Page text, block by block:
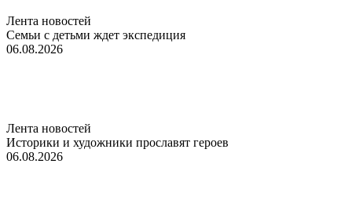
Лента новостей
Семьи с детьми ждет экспедиция
06.08.2026
Лента новостей
Историки и художники прославят героев
06.08.2026